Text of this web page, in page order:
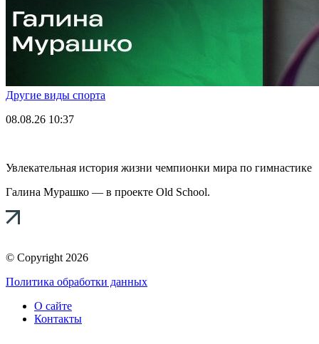
Другие виды спорта
08.08.26 10:37
Увлекательная история жизни чемпионки мира по гимнастике
Галина Мурашко — в проекте Old School.
© Copyright 2026
Политика обработки данных
О сайте
Контакты